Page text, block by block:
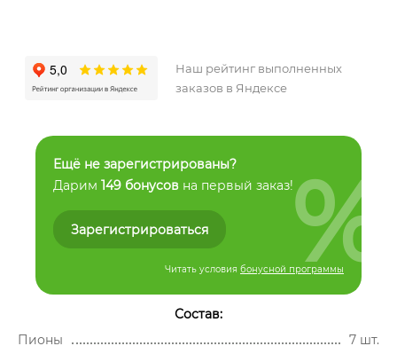
Наш рейтинг выполненных
заказов в Яндексе
Ещё не зарегистрированы?
Дарим 149 бонусов на первый заказ!
Зарегистрироваться
Читать условия бонусной программы
%
Состав:
Пионы
7 шт.